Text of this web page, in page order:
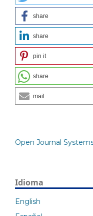
share
share
pin it
share
mail
Open Journal
Idioma
English